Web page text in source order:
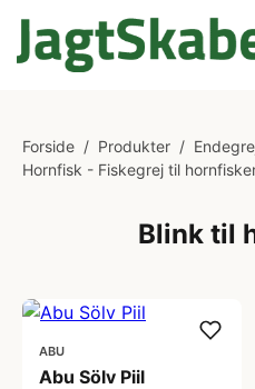
Forside / Produkter /
Hornfisk - Fiskegrej til
Blink til
ABU
Abu Sölv Piil